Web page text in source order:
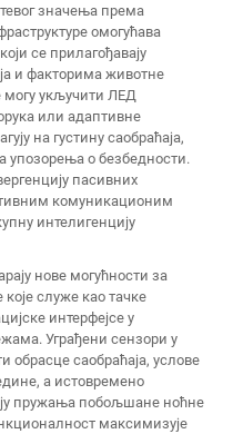
значења према
омогућава
се прилагођавају
и факторима животне
укључити ЛЕД
или адаптивне
на густину саобраћаја,
упозорења о безбедности.
пасивних
комуникационим
интелигенцију
нове могућности за
служе као тачке
интерфејсе у
Уграђени сензори у
обрасце саобраћаја, услове
а истовремено
пружања побољшане ноћне
максимизује